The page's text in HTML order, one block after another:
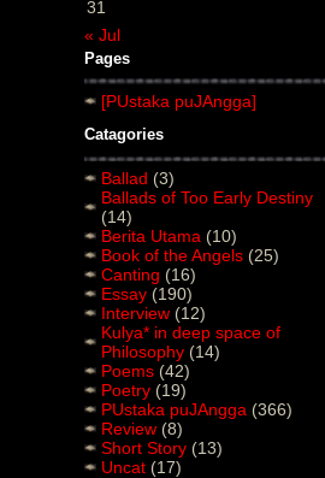
31
« Jul
Pages
[PUstaka puJAngga]
Catagories
Ballad (3)
Ballads of Too Early Destiny
(14)
Berita Utama (10)
Book of the Angels (25)
Canting (16)
Essay (190)
Interview (12)
Kulya* in deep space of
Philosophy (14)
Poems (42)
Poetry (19)
PUstaka puJAngga (366)
Review (8)
Short Story (13)
Uncat (17)